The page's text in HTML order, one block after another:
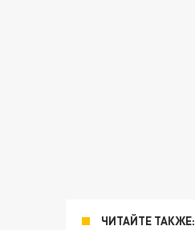
ЧИТАЙТЕ ТАКЖЕ: